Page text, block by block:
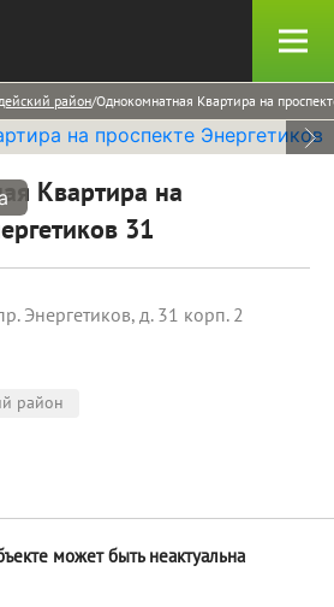
район Однокомнатная Квартира на
Квартира на
31
Энергетиков, д. 31 корп. 2
район
может быть неактуальна